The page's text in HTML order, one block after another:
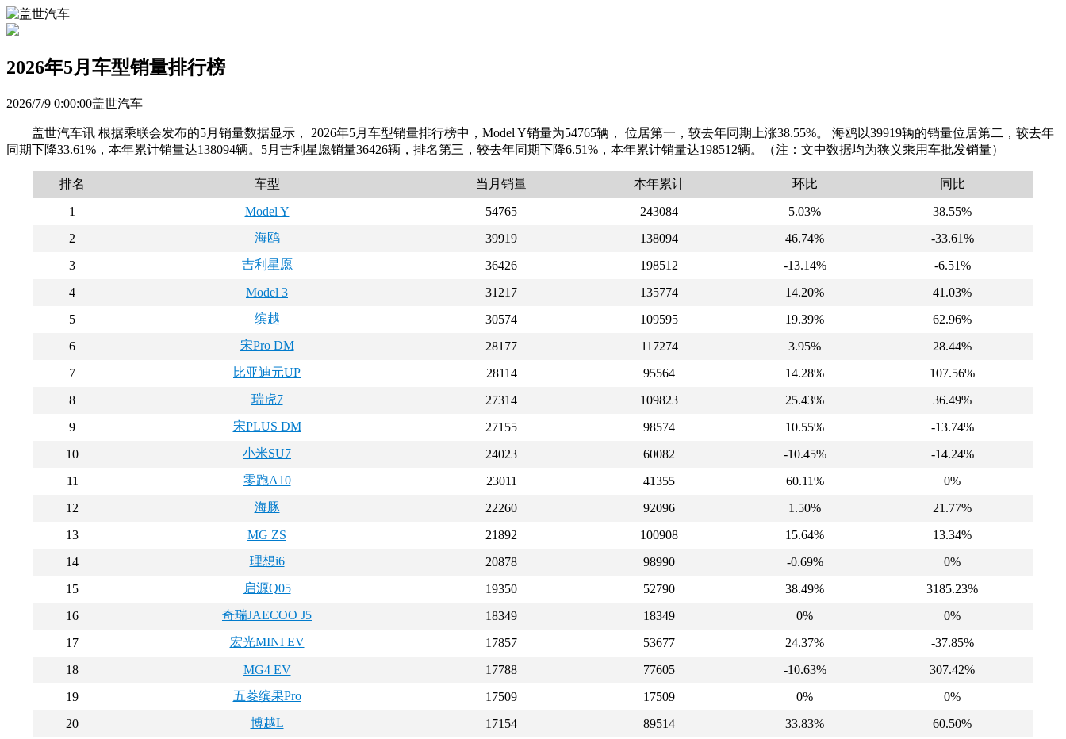
2026年5月车型销量排行榜
2026/7/9 0:00:00盖世汽车
盖世汽车讯 根据乘联会发布的5月销量数据显示， 2026年5月车型销量排行榜中，Model Y销量为54765辆， 位居第一，较去年同期上涨38.55%。 海鸥以39919辆的销量位居第二，较去年
同期下降33.61%，本年累计销量达138094辆。5月吉利星愿销量36426辆，排名第三，较去年同期下降6.51%，本年累计销量达198512辆。（注：文中数据均为狭义乘用车批发销量）
排名 车型 当月销量 本年累计 环比 同比
1 Model Y 54765 243084 5.03%
38.55%
2
海鸥 39919 138094 46.74%
-33.61%
3
吉利星愿 36426 198512 -13.14%
-6.51%
4
Model 3 31217 135774 14.20%
41.03%
5
缤越 30574 109595 19.39%
62.96%
6
宋Pro DM 28177 117274 3.95%
28.44%
7
比亚迪元UP 28114 95564 14.28%
107.56%
8
瑞虎7 27314 109823 25.43%
36.49%
9
宋PLUS DM 27155 98574 10.55%
-13.74%
10
小米SU7 24023 60082 -10.45%
-14.24%
11
零跑A10 23011 41355 60.11%
0%
12
海豚 22260 92096 1.50%
21.77%
13
MG ZS 21892 100908 15.64%
13.34%
14
理想i6 20878 98990 -0.69%
0%
15
启源Q05 19350 52790 38.49%
3185.23%
16
奇瑞JAECOO J5 18349 18349 0%
0%
17
宏光MINI EV 17857 53677 24.37%
-37.85%
18
MG4 EV 17788 77605 -10.63%
307.42%
19
五菱缤果Pro 17509 17509 0%
0%
20
博越L 17154 89514 33.83%
60.50%